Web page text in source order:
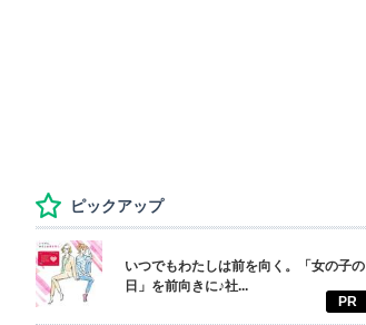
ピックアップ
いつでもわたしは前を向く。「女の子の
日」を前向きに♪社...
PR